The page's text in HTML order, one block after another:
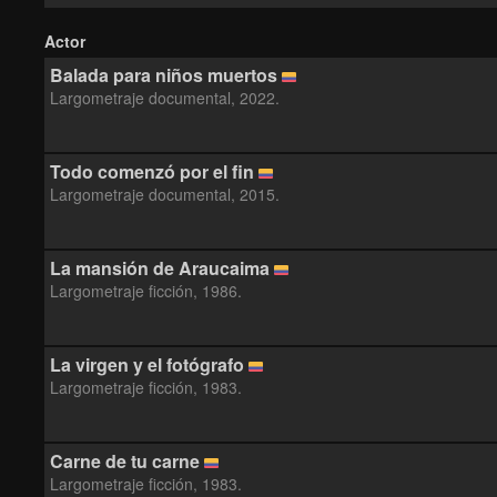
Actor
Balada para niños muertos
Largometraje documental, 2022.
Todo comenzó por el fin
Largometraje documental, 2015.
La mansión de Araucaima
Largometraje ficción, 1986.
La virgen y el fotógrafo
Largometraje ficción, 1983.
Carne de tu carne
Largometraje ficción, 1983.